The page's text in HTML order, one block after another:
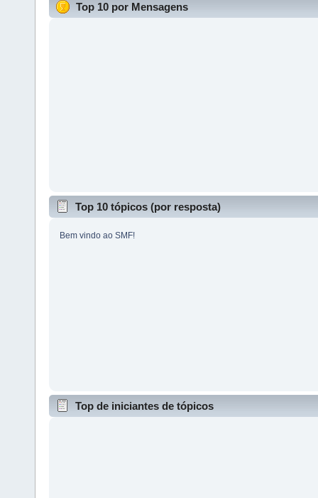
Top 10 por Mensagens
Top 10 tópicos (por resposta)
Bem vindo ao SMF!
Top de iniciantes de tópicos